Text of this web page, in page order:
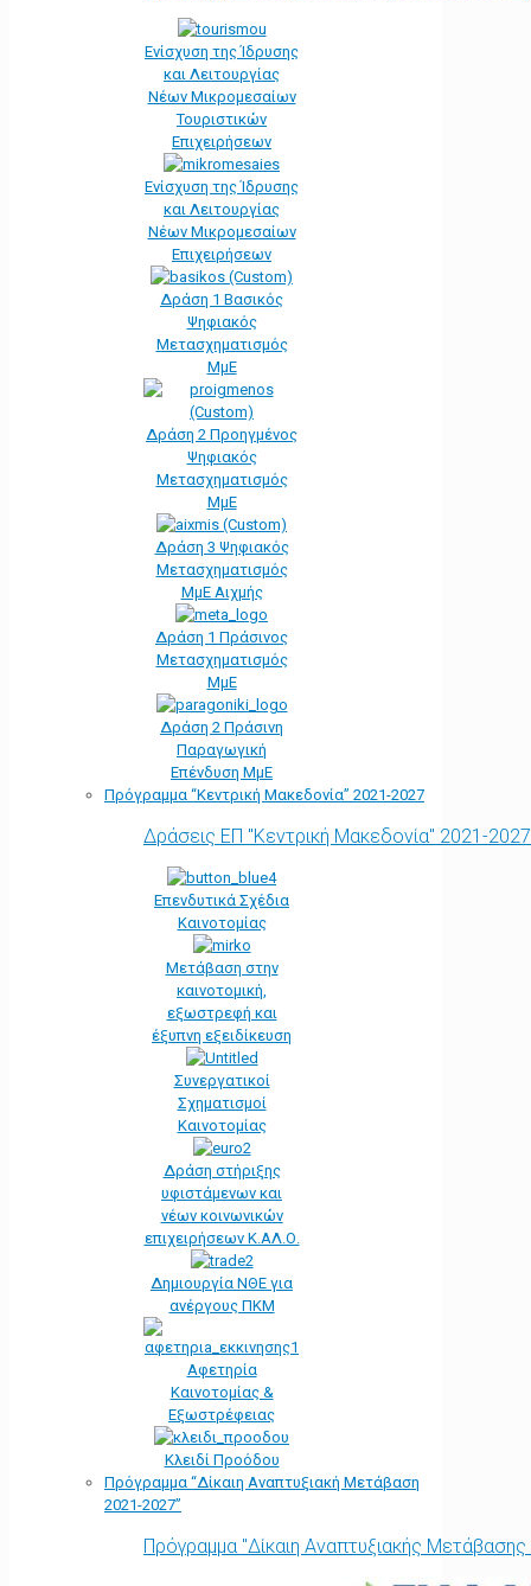
Ενίσχυση της Ίδρυσης
και Λειτουργίας
Νέων Μικρομεσαίων
Τουριστικών
Επιχειρήσεων
Ενίσχυση της Ίδρυσης
και Λειτουργίας
Νέων Μικρομεσαίων
Επιχειρήσεων
Δράση 1 Βασικός
Ψηφιακός
Μετασχηματισμός
ΜμΕ
Δράση 2 Προηγμένος
Ψηφιακός
Μετασχηματισμός
ΜμΕ
Δράση 3 Ψηφιακός
Μετασχηματισμός
ΜμΕ Αιχμής
Δράση 1 Πράσινος
Μετασχηματισμός
ΜμΕ
Δράση 2 Πράσινη
Παραγωγική
Επένδυση ΜμΕ
Πρόγραμμα “Κεντρική Μακεδονία” 2021-2027
Δράσεις ΕΠ "Κεντρική Μακεδονία" 2021-2027
Επενδυτικά Σχέδια
Καινοτομίας
Μετάβαση στην
καινοτομική,
εξωστρεφή και
έξυπνη εξειδίκευση
Συνεργατικοί
Σχηματισμοί
Καινοτομίας
Δράση στήριξης
υφιστάμενων και
νέων κοινωνικών
επιχειρήσεων Κ.ΑΛ.Ο.
Δημιουργία ΝΘΕ για
ανέργους ΠΚΜ
Αφετηρία
Kαινοτομίας &
Εξωστρέφειας
Κλειδί Προόδου
Πρόγραμμα “Δίκαιη Αναπτυξιακή Μετάβαση
2021-2027”
Πρόγραμμα "Δίκαιη Αναπτυξιακής